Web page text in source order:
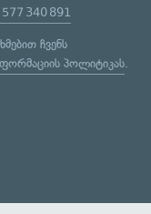
340 891
ჩვენს
პოლიტიკას.